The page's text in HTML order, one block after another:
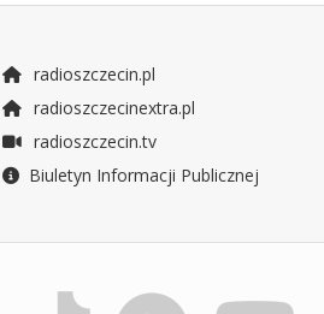
radioszczecin.pl
radioszczecinextra.pl
radioszczecin.tv
Biuletyn Informacji Publicznej